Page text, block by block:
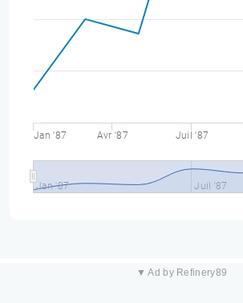
Jan '87 Avr '87 Juil '87
Jan '87 Juil '87
▼ Ad by Refinery89